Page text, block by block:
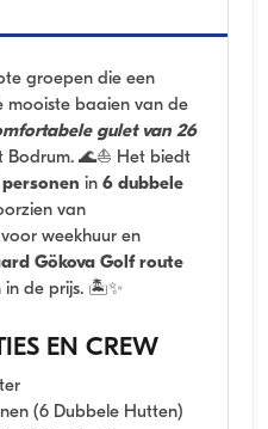
groepen die een
mooiste baaien van de
gulet van 26
Bodrum. 🌊⛵ Het biedt
in 6 dubbele
van
weekhuur en
Gökova Golf route
in de prijs. 🏝️✨
EN CREW
(6 Dubbele Hutten)